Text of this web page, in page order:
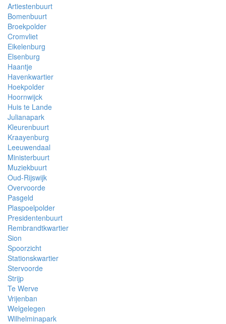
Artiestenbuurt
Bomenbuurt
Broekpolder
Cromvliet
Eikelenburg
Elsenburg
Haantje
Havenkwartier
Hoekpolder
Hoornwijck
Huis te Lande
Julianapark
Kleurenbuurt
Kraayenburg
Leeuwendaal
Ministerbuurt
Muziekbuurt
Oud-Rijswijk
Overvoorde
Pasgeld
Plaspoelpolder
Presidentenbuurt
Rembrandtkwartier
Sion
Spoorzicht
Stationskwartier
Stervoorde
Strijp
Te Werve
Vrijenban
Welgelegen
Wilhelminapark